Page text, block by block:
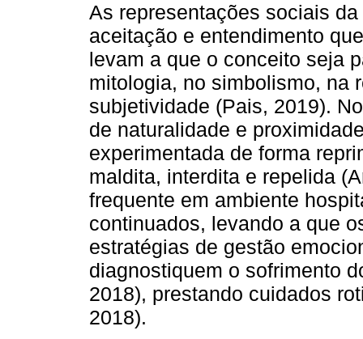
As representações sociais
aceitação e entendimento
levam a que o conceito seja
mitologia, no simbolismo, na
subjetividade (Pais, 2019).
de naturalidade e
experimentada de forma
maldita, interdita e repelida
frequente em ambiente
continuados, levando a que
estratégias de gestão
diagnostiquem o sofrimento
2018), prestando cuidados
2018).